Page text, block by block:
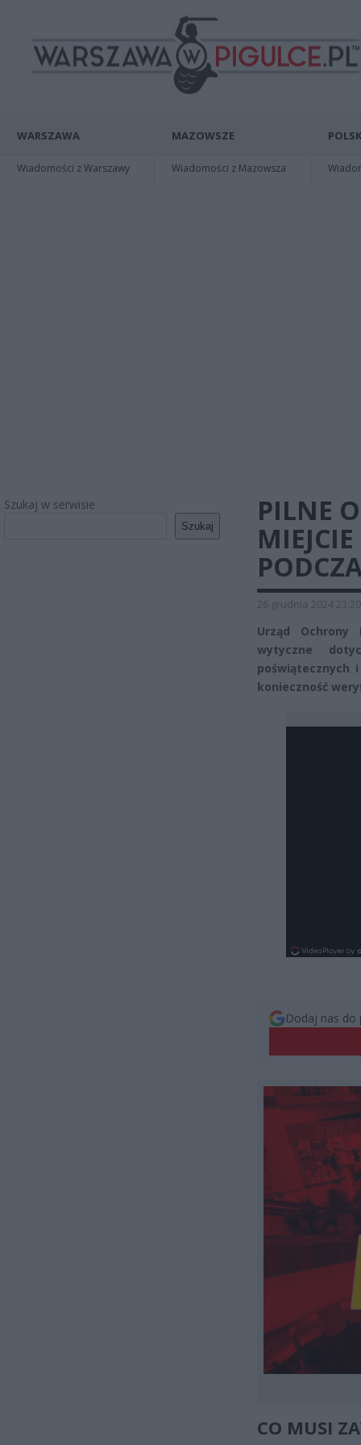
WARSZAWA
Wiadomości z Warszawy
MAZOWSZE
Wiadomości z Mazowsza
Szukaj w serwisie
Szukaj
PILNE
26 grudnia 2024 23:20
Urząd Ochrony
wytyczne
poświątecznych
konieczność
Dodaj nas do
CO MUSI